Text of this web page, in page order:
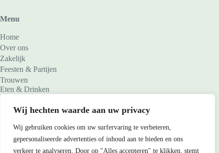
Wij hechten waarde aan uw privacy
Wij gebruiken cookies om uw surfervaring te verbeteren,
gepersonaliseerde advertenties of inhoud aan te bieden en ons
verkeer te analyseren. Door op "Alles accepteren" te klikken, stemt
Menu
Home
Over ons
Zakelijk
Feesten & Partijen
Trouwen
Eten & Drinken
Contact
Over ons
Op onze feest- en vergaderlocatie organiseer je een zakelijke